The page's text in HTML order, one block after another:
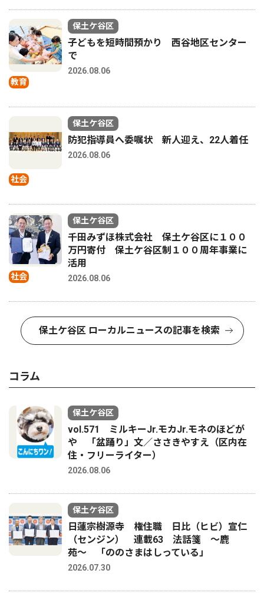
教育
保土ケ谷区
子どもを短時間預かり 西谷地区センター
で
2026.08.06
社会
保土ケ谷区
防犯指導員へ委嘱状 新人迎え、22人着任
2026.08.06
社会
保土ケ谷区
千田みずほ株式会社 保土ケ谷区に１００
万円寄付 保土ケ谷区制１００周年事業に
活用
2026.08.06
保土ケ谷区 ローカルニュースの記事を検索
コラム
保土ケ谷区
vol.571 ミルキーJr.モカJr.モネのほどが
や 「盆踊り」文／ささきやすえ（区内在
住・フリーライター）
2026.08.06
保土ケ谷区
日蓮宗樹源寺 権住職 日比（ヒビ）宣仁
（センジン） 連載63 法話箋 〜鹿
苑〜 「ののさまはしっている」
2026.07.30